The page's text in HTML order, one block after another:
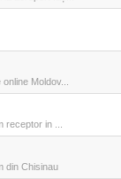
Moldov...
receptor in ...
din Chisinau